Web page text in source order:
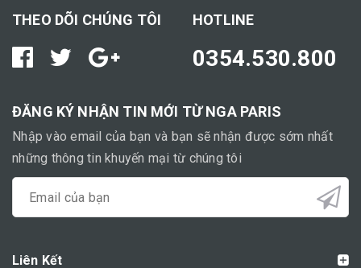
THEO DÕI CHÚNG TÔI HOTLINE
0354.530.800
ĐĂNG KÝ NHẬN TIN MỚI TỪ NGA PARIS
Nhập vào email của bạn và bạn sẽ nhận được sớm nhất
những thông tin khuyến mại từ chúng tôi
Liên Kết